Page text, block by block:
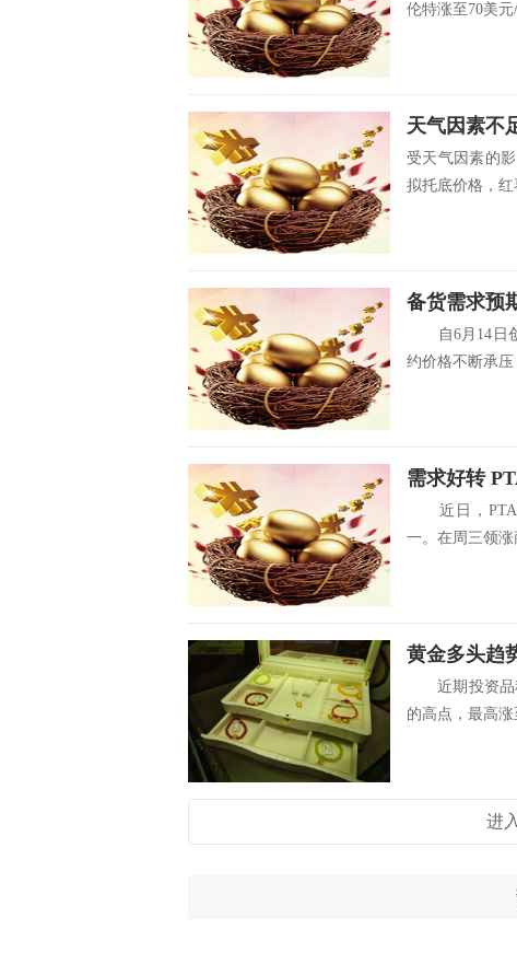
伦特涨至70美
天气因素不
受天气因素的
拟托底价格，
备货需求预
自6月14日创
约价格不断承压
需求好转
近日，PTA
一。在周三领涨
黄金多头趋
近期投资品种
的高点，最高
进